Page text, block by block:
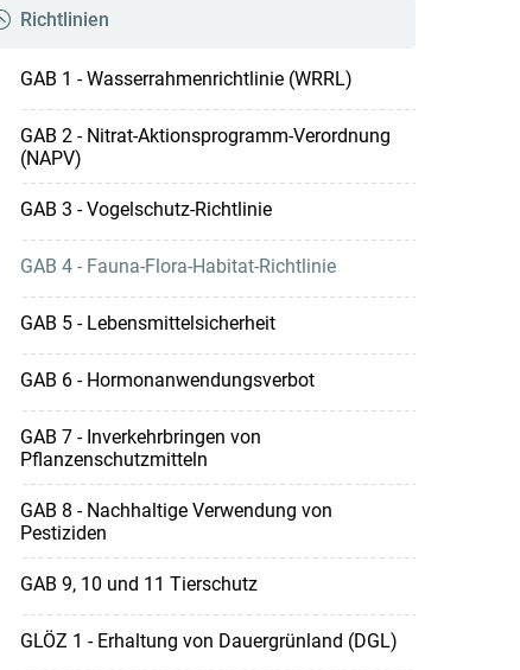
Richtlinien
GAB 1 - Wasserrahmenrichtlinie (WRRL)
GAB 2 - Nitrat-Aktionsprogramm-Verordnung
(NAPV)
GAB 3 - Vogelschutz-Richtlinie
GAB 4 - Fauna-Flora-Habitat-Richtlinie
GAB 5 - Lebensmittelsicherheit
GAB 6 - Hormonanwendungsverbot
GAB 7 - Inverkehrbringen von
Pflanzenschutzmitteln
GAB 8 - Nachhaltige Verwendung von
Pestiziden
GAB 9, 10 und 11 Tierschutz
GLÖZ 1 - Erhaltung von Dauergrünland (DGL)